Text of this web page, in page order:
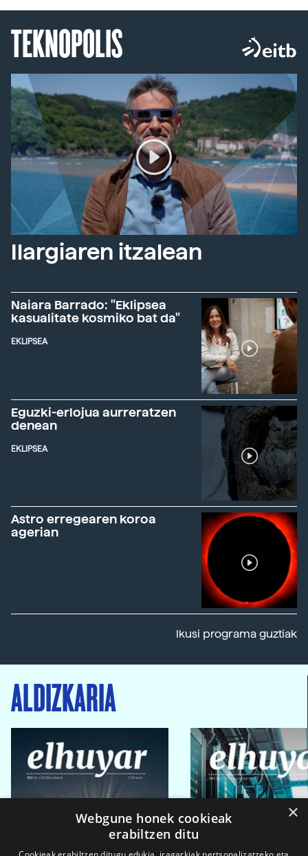
TEKNOPOLIS
Ilargiaren itzalean
Naiara Barrado: "Eklipsea
kasualitate kosmiko bat da"
EKLIPSEA
Eguzki-erlojua aurreratzen
denean
EKLIPSEA
Astro erregearen koroa
agerian
Ikusi programa guztiak
ALDIZKARIA
×
Webgune honek cookieak
erabiltzen ditu